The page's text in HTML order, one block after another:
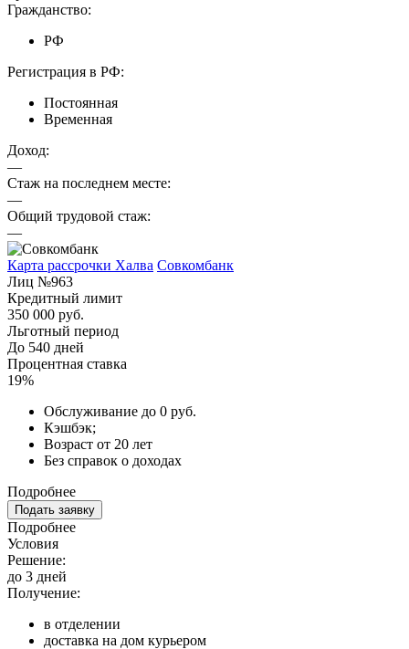
Гражданство:
РФ
Регистрация в РФ:
Постоянная
Временная
Доход:
—
Стаж на последнем месте:
—
Общий трудовой стаж:
—
Карта рассрочки Халва Совкомбанк
Лиц №963
Кредитный лимит
350 000 руб.
Льготный период
До 540 дней
Процентная ставка
19%
Обслуживание до 0 руб.
Кэшбэк;
Возраст от 20 лет
Без справок о доходах
Подробнее
Подать заявку
Подробнее
Условия
Решение:
до 3 дней
Получение:
в отделении
доставка на дом курьером